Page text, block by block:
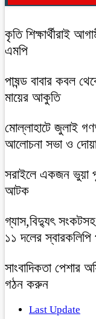
কৃতি শিক্ষার্থীরাই
এমপি
পাষন্ড বাবার কবল
মায়ের আকুতি
মোল্লাহাটে জুলাই
আলোচনা সভা ও
সরাইলে একজন ভুয়া
আটক
গ্যাস,বিদ্যুৎ সংকটসহ
১১ দলের স্বারকলিপি
সাংবাদিকতা পেশার
গঠন করুন
Last Update